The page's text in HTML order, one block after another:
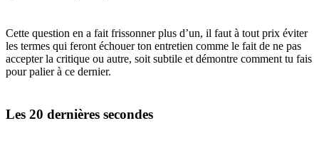
Cette question en a fait frissonner plus d’un, il faut à tout prix éviter
les termes qui feront échouer ton entretien comme le fait de ne pas
accepter la critique ou autre, soit subtile et démontre comment tu fais
pour palier à ce dernier.
Les 20 dernières secondes